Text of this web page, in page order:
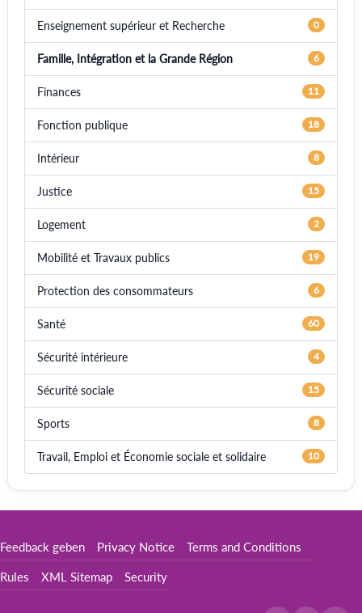
Enseignement supérieur et Recherche 0
Famille, Intégration et la Grande Région 6
Finances 11
Fonction publique 18
Intérieur 8
Justice 15
Logement 2
Mobilité et Travaux publics 19
Protection des consommateurs 6
Santé 60
Sécurité intérieure 4
Sécurité sociale 15
Sports 8
Travail, Emploi et Économie sociale et solidaire 10
Feedback geben Privacy Notice Terms and Conditions
Rules XML Sitemap Security